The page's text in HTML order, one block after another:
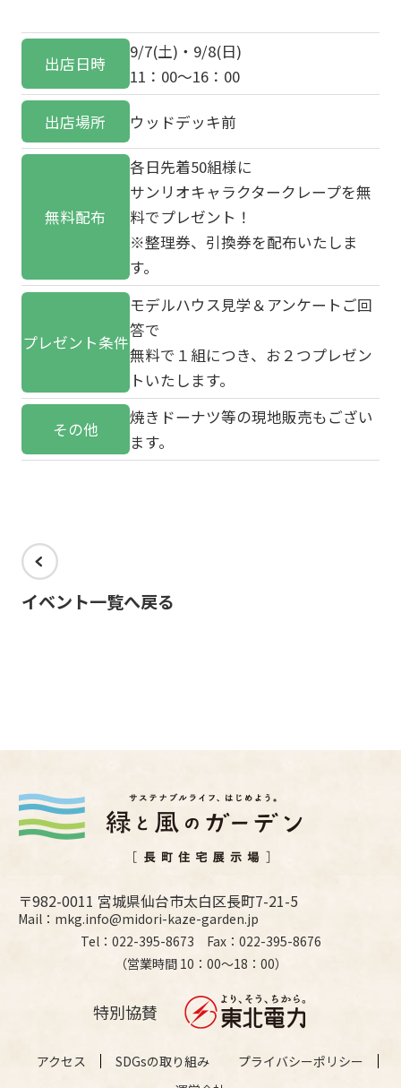
出店日時
9/7(土)・9/8(日)
11：00～16：00
出店場所 ウッドデッキ前
無料配布
各日先着50組様に
サンリオキャラクタークレープを無
料でプレゼント！
※整理券、引換券を配布いたしま
す。
プレゼント条件
モデルハウス見学＆アンケートご回
答で
無料で１組につき、お２つプレゼン
トいたします。
その他
焼きドーナツ等の現地販売もござい
ます。
イベント一覧へ戻る
〒982-0011 宮城県仙台市太白区長町7-21-5
Mail：mkg.info@midori-kaze-garden.jp
Tel：022-395-8673 Fax：022-395-8676
（営業時間 10：00〜18：00）
特別協賛
アクセス SDGsの取り組み
プライバシーポリシー